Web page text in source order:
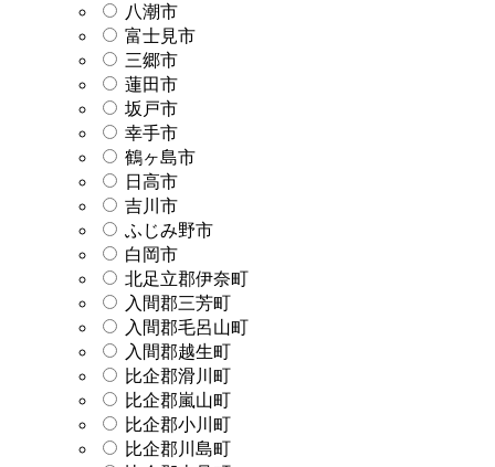
八潮市
富士見市
三郷市
蓮田市
坂戸市
幸手市
鶴ヶ島市
日高市
吉川市
ふじみ野市
白岡市
北足立郡伊奈町
入間郡三芳町
入間郡毛呂山町
入間郡越生町
比企郡滑川町
比企郡嵐山町
比企郡小川町
比企郡川島町